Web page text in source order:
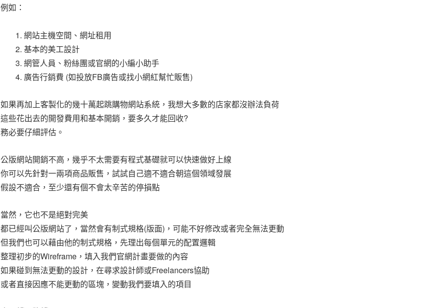
例如：
1. 網站主機空間、網址租用
2. 基本的美工設計
3. 網管人員、粉絲團或官網的小編小助手
4. 廣告行銷費 (如投放FB廣告或找小網紅幫忙販售)
如果再加上客製化的幾十萬起跳購物網站系統，我想大多數的店家都沒辦法負荷
這些花出去的開發費用和基本開銷，要多久才能回收?
務必要仔細評估。
公版網站開銷不高，幾乎不太需要有程式基礎就可以快速做好上線
你可以先針對一兩項商品販售，試試自己適不適合朝這個領域發展
假設不適合，至少還有個不會太辛苦的停損點
當然，它也不是絕對完美
都已經叫公版網站了，當然會有制式規格(版面)，可能不好修改或者完全無法更動
但我們也可以藉由他的制式規格，先理出每個單元的配置邏輯
整理初步的Wireframe，填入我們官網計畫要做的內容
如果碰到無法更動的設計，在尋求設計師或Freelancers協助
或者直接因應不能更動的區塊，變動我們要填入的項目